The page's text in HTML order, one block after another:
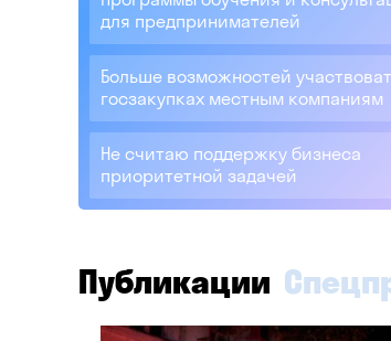
для предпринимателей
Больше возможностей
госзакупках местным компаниям
Не считаю поддержку бизнеса
приоритетной задачей
Публикации